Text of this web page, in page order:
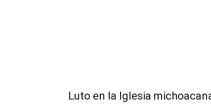
Luto en la Iglesia